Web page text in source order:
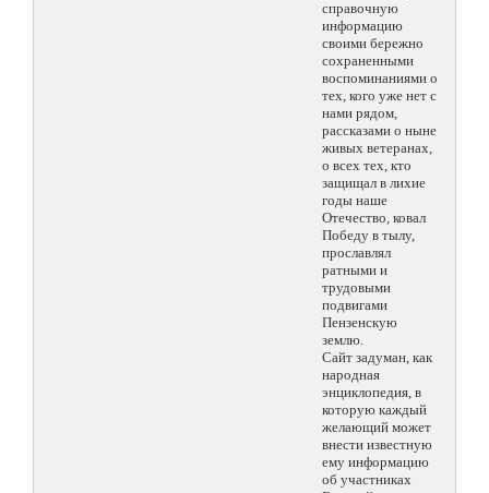
справочную
информацию
своими бережно
сохраненными
воспоминаниями о
тех, кого уже нет с
нами рядом,
рассказами о ныне
живых ветеранах,
о всех тех, кто
защищал в лихие
годы наше
Отечество, ковал
Победу в тылу,
прославлял
ратными и
трудовыми
подвигами
Пензенскую
землю.
Сайт задуман, как
народная
энциклопедия, в
которую каждый
желающий может
внести известную
ему информацию
об участниках